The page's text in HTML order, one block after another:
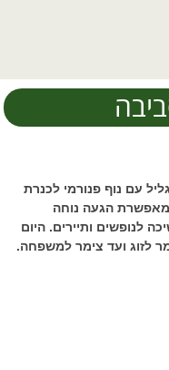
עם נוף פנורמי לכנרת
הגעה נוחה
לנופשים ותיירים. היום
לזוג ועד צימר למשפחה.